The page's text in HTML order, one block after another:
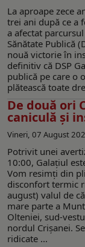
La aproape zece
trei ani după ce a
a afectat
Sănătate Publică
nouă victorie în
definitiv că DSP
publică pe care o
plătească toate
De două ori
caniculă şi
Vineri, 07 August
Potrivit unei
10:00, Galaţiul
Vom resimţi din
disconfort termic
august) valul de
mare parte a
Olteniei, sud-
nordul Crișanei.
ridicate ...